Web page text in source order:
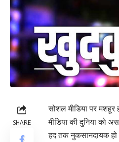
SHARE
सोशल मीडिया पर
मीडिया की दुनिया को
हद तक नुकसानदायक